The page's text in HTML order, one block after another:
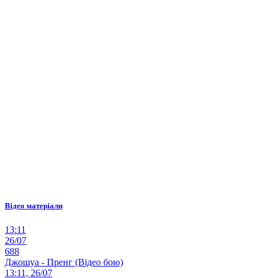
Відео матеріали
13:11
26/07
688
Джошуа - Пренг (Відео бою)
13:11, 26/07